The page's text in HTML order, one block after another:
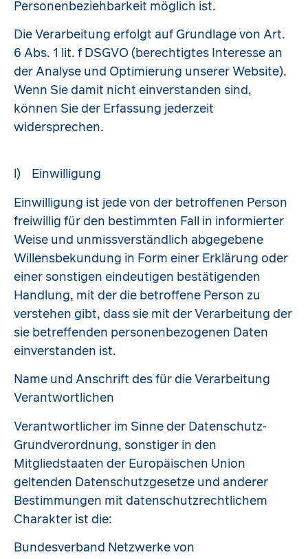
Personenbeziehbarkeit möglich ist.
Die Verarbeitung erfolgt auf Grundlage von Art.
6 Abs. 1 lit. f DSGVO (berechtigtes Interesse an
der Analyse und Optimierung unserer Website).
Wenn Sie damit nicht einverstanden sind,
können Sie der Erfassung jederzeit
widersprechen.
l) Einwilligung
Einwilligung ist jede von der betroffenen Person
freiwillig für den bestimmten Fall in informierter
Weise und unmissverständlich abgegebene
Willensbekundung in Form einer Erklärung oder
einer sonstigen eindeutigen bestätigenden
Handlung, mit der die betroffene Person zu
verstehen gibt, dass sie mit der Verarbeitung der
sie betreffenden personenbezogenen Daten
einverstanden ist.
Name und Anschrift des für die Verarbeitung
Verantwortlichen
Verantwortlicher im Sinne der Datenschutz-
Grundverordnung, sonstiger in den
Mitgliedstaaten der Europäischen Union
geltenden Datenschutzgesetze und anderer
Bestimmungen mit datenschutzrechtlichem
Charakter ist die:
Bundesverband Netzwerke von